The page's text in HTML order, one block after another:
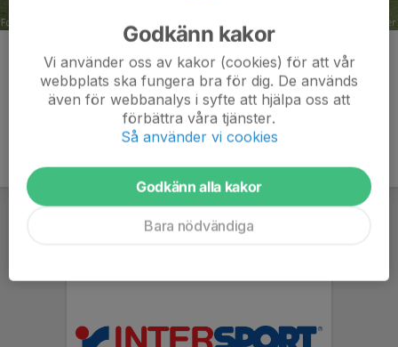
Kommentarer
Godkänn kakor
Vi använder oss av kakor (cookies) för att vår
webbplats ska fungera bra för dig. De används
även för webbanalys i syfte att hjälpa oss att
förbättra våra tjänster.
Så använder vi cookies
Godkänn alla kakor
Bara nödvändiga